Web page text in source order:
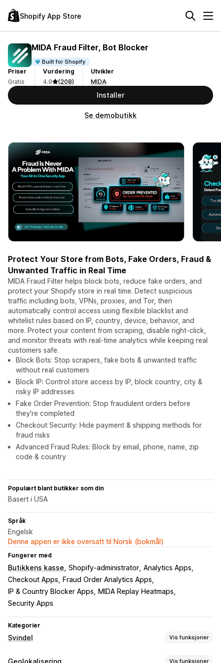
Shopify App Store
MIDA Fraud Filter, Bot Blocker
Built for Shopify
Priser
Gratis
Vurdering
4.9
(208)
Utvikler
MIDA
Installer
Se demobutikk
Protect Your Store from Bots, Fake Orders, Fraud &
Unwanted Traffic in Real Time
MIDA Fraud Filter helps block bots, reduce fake orders, and
protect your Shopify store in real time. Detect suspicious
traffic including bots, VPNs, proxies, and Tor, then
automatically control access using flexible blacklist and
whitelist rules based on IP, country, device, behavior, and
more. Protect your content from scraping, disable right-click,
and monitor threats with real-time analytics while keeping real
customers safe.
Block Bots: Stop scrapers, fake bots & unwanted traffic
without real customers
Block IP: Control store access by IP, block country, city &
risky IP addresses
Fake Order Prevention: Stop fraudulent orders before
they're completed
Checkout Security: Hide payment & shipping methods for
fraud risks
Advanced Fraud Rules: Block by email, phone, name, zip
code & country
Populært blant butikker som din
Basert i USA
Språk
Engelsk
Denne appen er ikke oversatt til Norsk (bokmål)
Fungerer med
Butikkens kasse Shopify-administrator Analytics Apps
Checkout Apps
Fraud Order Analytics Apps
IP & Country Blocker Apps
MIDA Replay Heatmaps
Security Apps
Kategorier
Svindel Vis funksjoner
Svindeltyper
Vis funksjoner